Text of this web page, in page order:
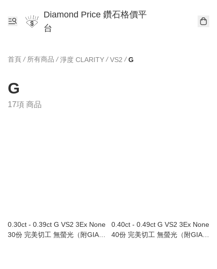
Diamond Price 鑽石格價平
台
首頁 / 所有商品 / 淨度 CLARITY / VS2 / G
G
17項 商品
0.30ct - 0.39ct G VS2 3Ex None
30份 完美切工 無螢光（附GIA證
0.40ct - 0.49ct G VS2 3Ex None
40份 完美切工 無螢光（附GIA證